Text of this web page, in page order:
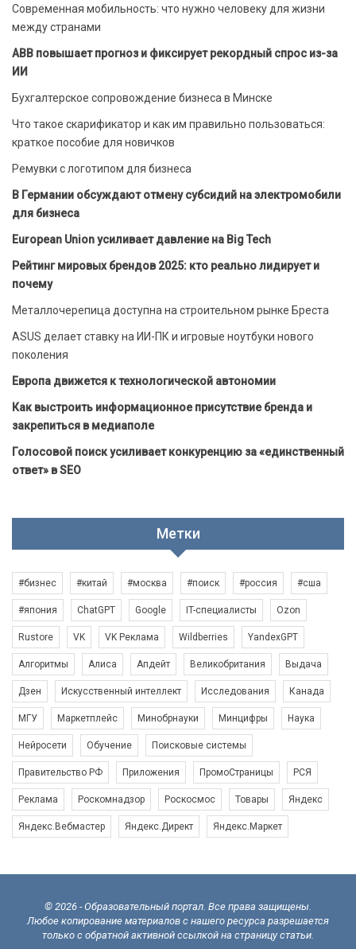
Современная мобильность: что нужно человеку для жизни
между странами
ABB повышает прогноз и фиксирует рекордный спрос из-за
ИИ
Бухгалтерское сопровождение бизнеса в Минске
Что такое скарификатор и как им правильно пользоваться:
краткое пособие для новичков
Ремувки с логотипом для бизнеса
В Германии обсуждают отмену субсидий на электромобили
для бизнеса
European Union усиливает давление на Big Tech
Рейтинг мировых брендов 2025: кто реально лидирует и
почему
Металлочерепица доступна на строительном рынке Бреста
ASUS делает ставку на ИИ-ПК и игровые ноутбуки нового
поколения
Европа движется к технологической автономии
Как выстроить информационное присутствие бренда и
закрепиться в медиаполе
Голосовой поиск усиливает конкуренцию за «единственный
ответ» в SEO
Метки
#бизнес #китай #москва #поиск #россия #сша
#япония ChatGPT Google IT-специалисты Ozon
Rustore VK VK Реклама Wildberries YandexGPT
Алгоритмы Алиса Апдейт Великобритания Выдача
Дзен Искусственный интеллект Исследования Канада
МГУ Маркетплейс Минобрнауки Минцифры Наука
Нейросети Обучение Поисковые системы
Правительство РФ Приложения ПромоСтраницы РСЯ
Реклама Роскомнадзор Роскосмос Товары Яндекс
Яндекс.Вебмастер Яндекс.Директ Яндекс.Маркет
© 2026 - Образовательный портал. Все права защищены.
Любое копирование материалов с нашего ресурса разрешается
только с обратной активной ссылкой на страницу статьи.